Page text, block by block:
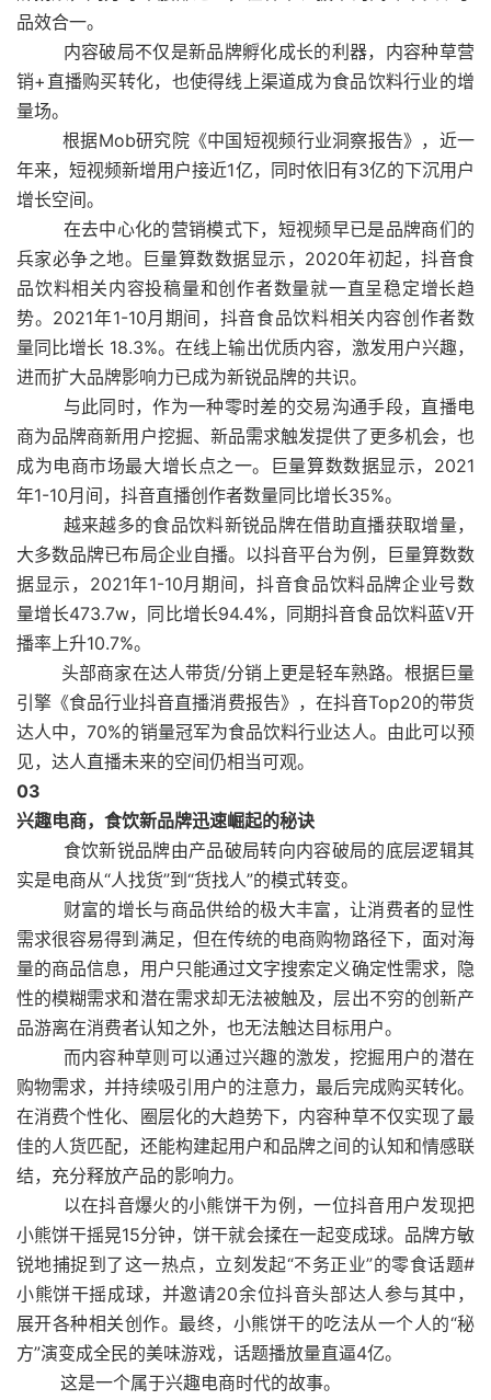
品效合一。
内容破局不仅是新品牌孵化成长的利器，内容种草营
销+直播购买转化，也使得线上渠道成为食品饮料行业的增
量场。
根据Mob研究院《中国短视频行业洞察报告》，近一
年来，短视频新增用户接近1亿，同时依旧有3亿的下沉用户
增长空间。
在去中心化的营销模式下，短视频早已是品牌商们的
兵家必争之地。巨量算数数据显示，2020年初起，抖音食
品饮料相关内容投稿量和创作者数量就一直呈稳定增长趋
势。2021年1-10月期间，抖音食品饮料相关内容创作者数
量同比增长 18.3%。在线上输出优质内容，激发用户兴趣，
进而扩大品牌影响力已成为新锐品牌的共识。
与此同时，作为一种零时差的交易沟通手段，直播电
商为品牌商新用户挖掘、新品需求触发提供了更多机会，也
成为电商市场最大增长点之一。巨量算数数据显示，2021
年1-10月间，抖音直播创作者数量同比增长35%。
越来越多的食品饮料新锐品牌在借助直播获取增量，
大多数品牌已布局企业自播。以抖音平台为例，巨量算数数
据显示，2021年1-10月期间，抖音食品饮料品牌企业号数
量增长473.7w，同比增长94.4%，同期抖音食品饮料蓝V开
播率上升10.7%。
头部商家在达人带货/分销上更是轻车熟路。根据巨量
引擎《食品行业抖音直播消费报告》，在抖音Top20的带货
达人中，70%的销量冠军为食品饮料行业达人。由此可以预
见，达人直播未来的空间仍相当可观。
03
兴趣电商，食饮新品牌迅速崛起的秘诀
食饮新锐品牌由产品破局转向内容破局的底层逻辑其
实是电商从“人找货”到“货找人”的模式转变。
财富的增长与商品供给的极大丰富，让消费者的显性
需求很容易得到满足，但在传统的电商购物路径下，面对海
量的商品信息，用户只能通过文字搜索定义确定性需求，隐
性的模糊需求和潜在需求却无法被触及，层出不穷的创新产
品游离在消费者认知之外，也无法触达目标用户。
而内容种草则可以通过兴趣的激发，挖掘用户的潜在
购物需求，并持续吸引用户的注意力，最后完成购买转化。
在消费个性化、圈层化的大趋势下，内容种草不仅实现了最
佳的人货匹配，还能构建起用户和品牌之间的认知和情感联
结，充分释放产品的影响力。
以在抖音爆火的小熊饼干为例，一位抖音用户发现把
小熊饼干摇晃15分钟，饼干就会揉在一起变成球。品牌方敏
锐地捕捉到了这一热点，立刻发起“不务正业”的零食话题#
小熊饼干摇成球，并邀请20余位抖音头部达人参与其中，
展开各种相关创作。最终，小熊饼干的吃法从一个人的“秘
方”演变成全民的美味游戏，话题播放量直逼4亿。
这是一个属于兴趣电商时代的故事。